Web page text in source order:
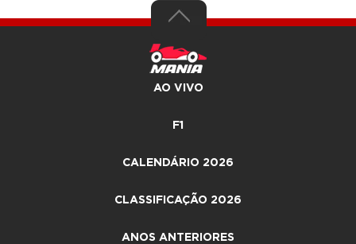
AO VIVO
F1
CALENDÁRIO 2026
CLASSIFICAÇÃO 2026
ANOS ANTERIORES